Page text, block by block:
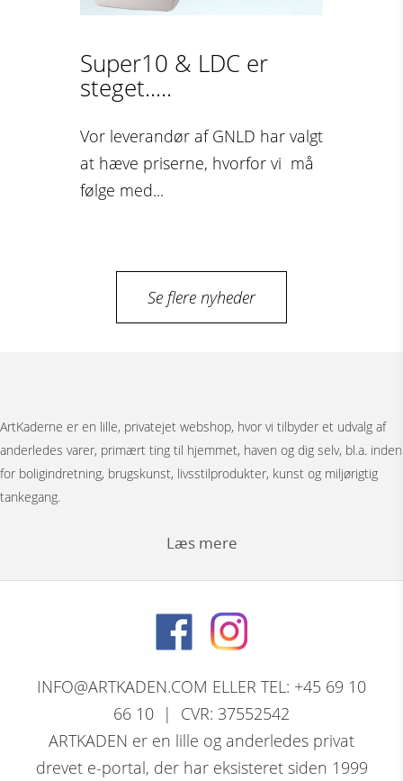
Super10 & LDC er
steget.....
Vor leverandør af GNLD har valgt
at hæve priserne, hvorfor vi må
følge med...
Se flere nyheder
ArtKaderne er en lille, privatejet webshop, hvor vi tilbyder et udvalg af
anderledes varer, primært ting til hjemmet, haven og dig selv, bl.a. inden
for boligindretning, brugskunst, livsstilprodukter, kunst og miljørigtig
tankegang.
Læs mere
Bag menuen ”Figurer” gemmer der sig et stort udvalg af
modeller. Vi har bronzefigurer, dyrefigurer, figurer i resin, Thai figurer,
Tranepar i bronze og retro træfigurer.
David Marshall, den skotsk / spanske skulptørs komplette program af
INFO@ARTKADEN.COM ELLER TEL: +45 69 10
66 10 | CVR: 37552542
ARTKADEN er en lille og anderledes privat
drevet e-portal, der har eksisteret siden 1999